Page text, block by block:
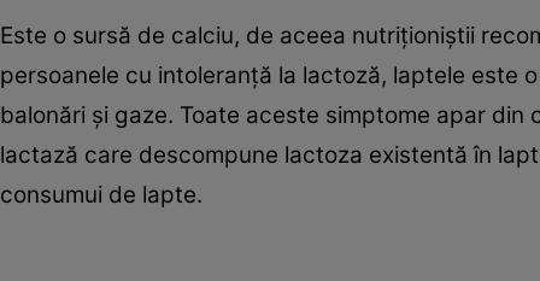
Este o sursă de calciu, de aceea nutriţioniştii
persoanele cu intoleranţă la lactoză, laptele este
balonări şi gaze. Toate aceste simptome apar
lactază care descompune lactoza existentă în
consumui de lapte.